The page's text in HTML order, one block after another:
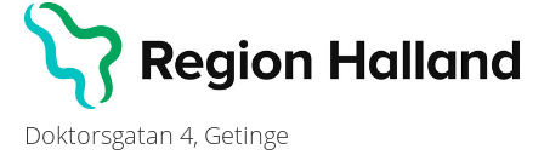
Doktorsgatan 4, Getinge